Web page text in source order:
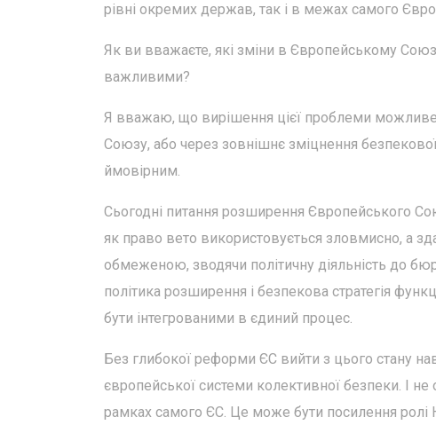
рівні окремих держав, так і в межах самого
Як ви вважаєте, які зміни в Європейському
важливими?
Я вважаю, що вирішення цієї проблеми
Союзу, або через зовнішнє зміцнення
ймовірним.
Сьогодні питання розширення Європейського
як право вето використовується зловмисно, а
обмеженою, зводячи політичну діяльність до
політика розширення і безпекова стратегія
бути інтегрованими в єдиний процес.
Без глибокої реформи ЄС вийти з цього стану
європейської системи колективної безпеки. І
рамках самого ЄС. Це може бути посилення